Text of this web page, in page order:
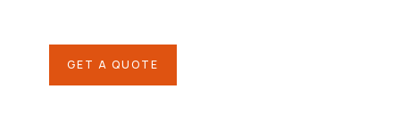
GET A QUOTE